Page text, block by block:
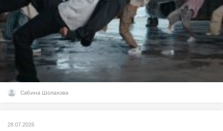
Сабина Шолахова
28.07.2026